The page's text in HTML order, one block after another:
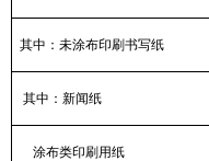
其中：未涂布印刷书写纸
其中：新闻纸
涂布类印刷用纸